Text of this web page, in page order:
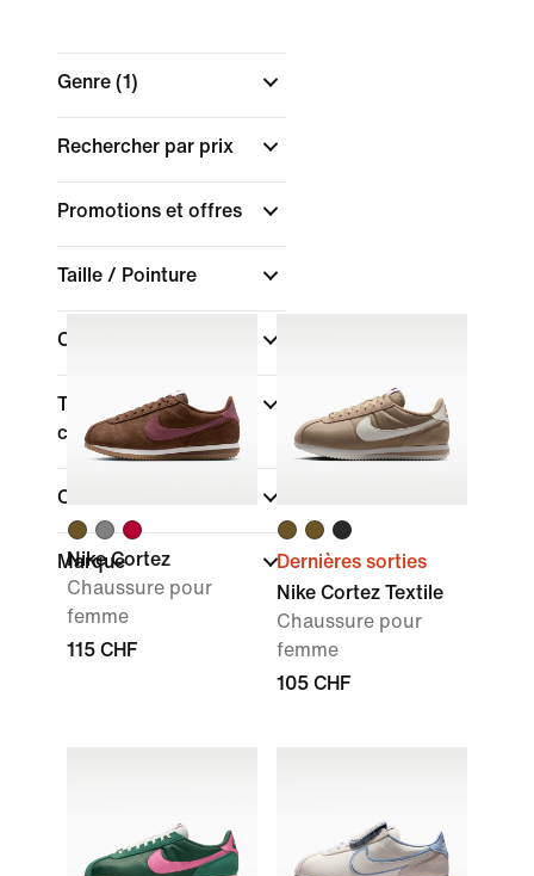
Genre (1)
Rechercher par prix
Promotions et offres
Taille / Pointure
Couleur
Type de coupe des
chaussures
Collections
Marque
Nike Cortez
Chaussure pour
femme
115 CHF
Dernières sorties
Nike Cortez Textile
Chaussure pour
femme
105 CHF